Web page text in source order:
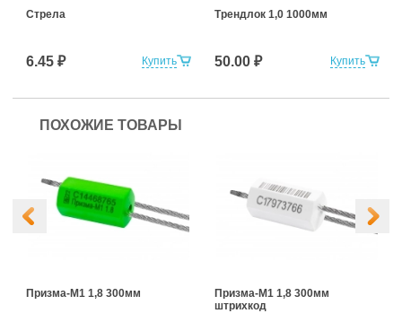
Купить
Стрела
6.45 ₽ Купить
Трендлок 1,0 1000мм
50.00 ₽
ПОХОЖИЕ ТОВАРЫ
Призма-М1 1,8 300мм
Призма-М1 1,8 300мм
штрихкод